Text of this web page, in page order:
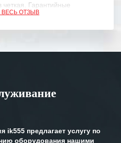
четкая. Гарантийные
выполняются в
хочется отметить высокую
помочь в самых сложных
ВЕСЬ ОТЗЫВ
ik555 предлагает услугу по
оборудования нашими